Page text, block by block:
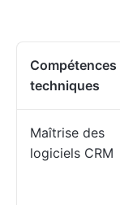
Compétences
techniques
Maîtrise des
logiciels CRM